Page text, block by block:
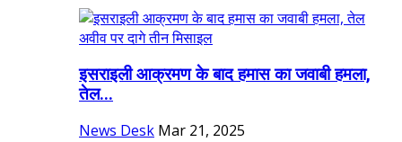
इसराइली आक्रमण के बाद हमास का जवाबी हमला,
तेल...
News Desk Mar 21, 2025